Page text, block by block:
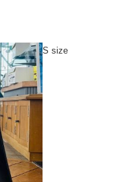
S size